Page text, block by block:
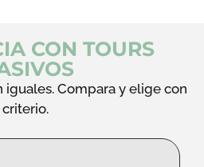
CON TOURS
iguales. Compara y elige con
criterio.